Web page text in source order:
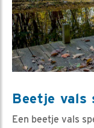
Beetje vals
Een beetje vals